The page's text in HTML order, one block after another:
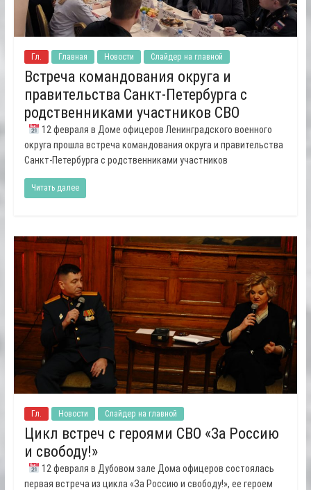
Гл. Главная Новости Слайдер на главной
Встреча командования округа и
правительства Санкт-Петербурга с
родственниками участников СВО
12 февраля в Доме офицеров Ленинградского военного
округа прошла встреча командования округа и правительства
Санкт-Петербурга с родственниками участников
Читать далее
Гл. Новости Слайдер на главной
Цикл встреч с героями СВО «За Россию
и свободу!»
12 февраля в Дубовом зале Дома офицеров состоялась
первая встреча из цикла «За Россию и свободу!», ее героем